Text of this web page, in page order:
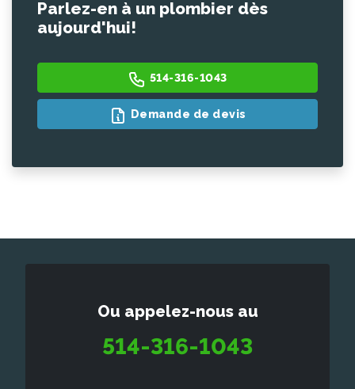
Parlez-en à un plombier dès
aujourd'hui!
514-316-1043
Demande de devis
Ou appelez-nous au
514-316-1043